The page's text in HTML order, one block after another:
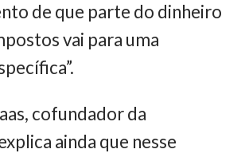
de que parte do dinheiro
vai para uma
cofundador da
ainda que nesse